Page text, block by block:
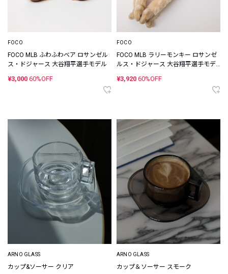
FOCO
FOCO MLB ふわふわベア ロサンゼル
ス・ドジャース 大谷翔平選手モデル
¥3,000 60%OFF
FOCO
FOCO MLB ラリーモンキー ロサンゼ
ルス・ドジャース 大谷翔平選手モデ
¥3,920 60%OFF
ARNO GLASS
カップ&ソーサー クリア
ARNO GLASS
カップ＆ソーサー スモーク